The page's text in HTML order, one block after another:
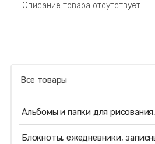
Описание товара отсутствует
Все товары
Альбомы и папки для
Блокноты, ежедневники,